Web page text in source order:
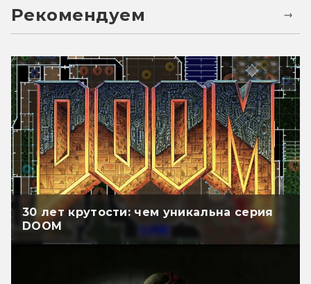
Рекомендуем
30 лет крутости: чем уникальна серия
DOOM